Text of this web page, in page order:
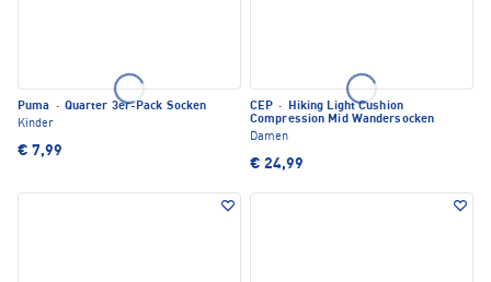
Puma · Quarter 3er-Pack Socken
Kinder
€ 7,99
CEP ·
Hiking Light Cushion
Compression Mid Wandersocken
Damen
€ 24,99